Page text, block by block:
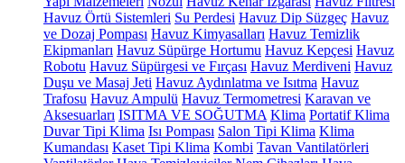
Havuz Örtü Sistemleri Su Perdesi Havuz Dip Süzgeç Havuz
ve Dozaj Pompası Havuz Kimyasalları Havuz Temizlik
Ekipmanları Havuz Süpürge Hortumu Havuz Kepçesi Havuz
Robotu Havuz Süpürgesi ve Fırçası Havuz Merdiveni Havuz
Duşu ve Masaj Jeti Havuz Aydınlatma ve Isıtma Havuz
Trafosu Havuz Ampulü Havuz Termometresi Karavan ve
Aksesuarları ISITMA VE SOĞUTMA Klima Portatif Klima
Duvar Tipi Klima Isı Pompası Salon Tipi Klima Klima
Kumandası Kaset Tipi Klima Kombi Tavan Vantilatörleri